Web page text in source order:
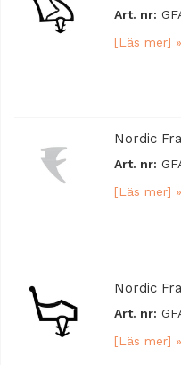
Art. nr:
[Läs mer] »
Nordic
Art. nr:
[Läs mer] »
Nordic
Art. nr:
[Läs mer] »